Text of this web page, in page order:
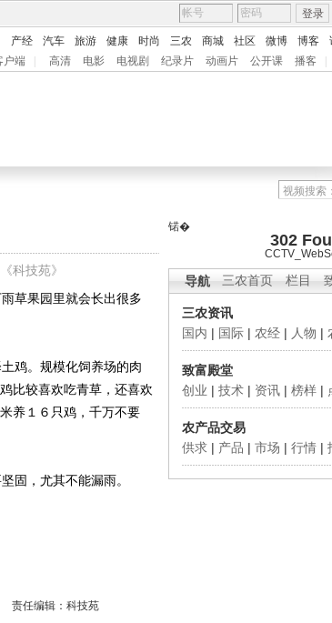
登录
产经 汽车 旅游 健康 时尚 三农 商城 社区 微博 博客
户端 高清 电影 电视剧 纪录片 动画片 公开课 播客
《科技苑》
锘�
302
三农首页 栏目
导航
三农资讯
国内 | 国际 | 农经 | 人物 |
致富殿堂
创业 | 技术 | 资讯 | 榜样 |
农产品交易
供求 | 产品 | 市场 | 行情 |
草果园里就会长出很多
鸡。规模化饲养场的肉
比较喜欢吃青草，还喜欢
养１６只鸡，千万不要
固，尤其不能漏雨。
责任编辑：科技苑